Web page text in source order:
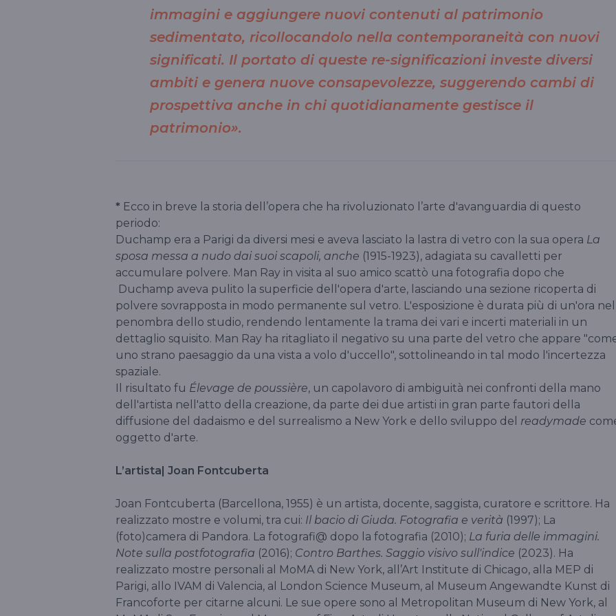
immagini e aggiungere nuovi contenuti al patrimonio
sedimentato, ricollocandolo nella contemporaneità con nuovi
significati. Il portato di queste re-significazioni investe diversi
ambiti e genera nuove consapevolezze, suggerendo cambi di
prospettiva anche in chi quotidianamente gestisce il
patrimonio».
* Ecco in breve la storia dell’opera che ha rivoluzionato l’arte d'avanguardia di questo
periodo:
Duchamp era a Parigi da diversi mesi e aveva lasciato la lastra di vetro con la sua opera La
sposa messa a nudo dai suoi scapoli, anche (1915-1923), adagiata su cavalletti per
accumulare polvere. Man Ray in visita al suo amico scattò una fotografia dopo che
Duchamp aveva pulito la superficie dell'opera d'arte, lasciando una sezione ricoperta di
polvere sovrapposta in modo permanente sul vetro. L'esposizione è durata più di un'ora
penombra dello studio, rendendo lentamente la trama dei vari e incerti materiali in un
dettaglio squisito. Man Ray ha ritagliato il negativo su una parte del vetro che appare
uno strano paesaggio da una vista a volo d'uccello", sottolineando in tal modo l'incertezza
spaziale.
Il risultato fu Élevage de poussière, un capolavoro di ambiguità nei confronti della mano
dell'artista nell'atto della creazione, da parte dei due artisti in gran parte fautori della
diffusione del dadaismo e del surrealismo a New York e dello sviluppo del readymade
oggetto d'arte.
L’artista| Joan Fontcuberta
Joan Fontcuberta (Barcellona, 1955) è un artista, docente, saggista, curatore e scrittore. Ha
realizzato mostre e volumi, tra cui: Il bacio di Giuda. Fotografia e verità (1997); La
(foto)camera di Pandora. La fotografi@ dopo la fotografia (2010); La furia delle immagini.
Note sulla postfotografia (2016); Contro Barthes. Saggio visivo sull'indice (2023). Ha
realizzato mostre personali al MoMA di New York, all’Art Institute di Chicago, alla MEP di
Parigi, allo IVAM di Valencia, al London Science Museum, al Museum Angewandte Kunst di
Francoforte per citarne alcuni. Le sue opere sono al Metropolitan Museum di New York, al